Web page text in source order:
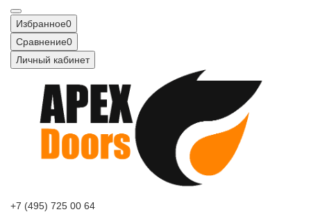
Избранное0
Сравнение0
Личный кабинет
+7 (495) 725 00 64